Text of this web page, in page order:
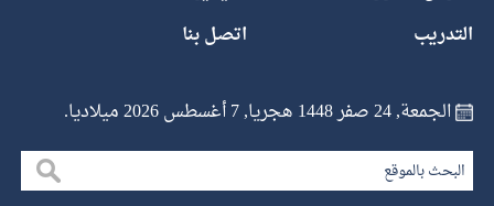
التدريب
اتصل بنا
الجمعة, 24 صفر 1448 هجريا, 7 أغسطس 2026 ميلاديا.